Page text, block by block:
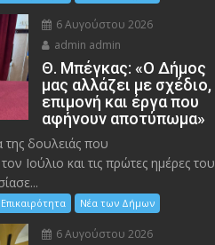
6 Αυγούστου 2026
admin admin
Θ. Μπέγκας: «Ο Δήμος
μας αλλάζει με σχέδιο,
επιμονή και έργα που
αφήνουν αποτύπωμα»
της δουλειάς που
Ιούλιο και τις πρώτες ημέρες του
Επικαιρότητα Νέα των Δήμων
6 Αυγούστου 2026